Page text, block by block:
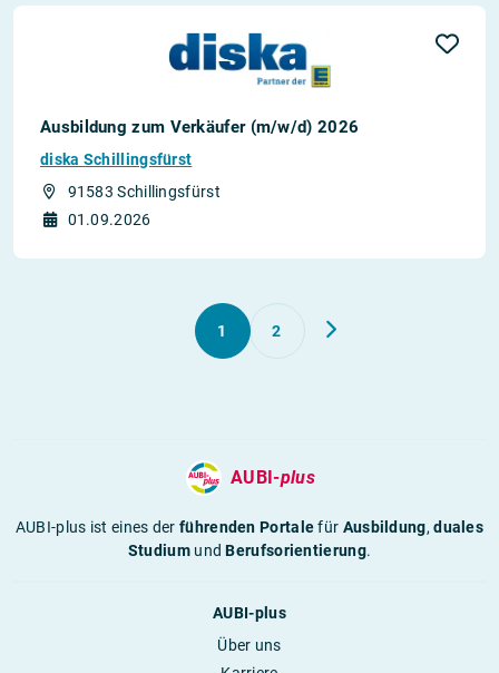
Ausbildung zum Verkäufer (m/w/d) 2026
diska Schillingsfürst
91583 Schillingsfürst
01.09.2026
1 2
AUBI-plus
AUBI-plus ist eines derführenden Portalefür Ausbildung,duales
StudiumundBerufsorientierung.
AUBI-plus
Über uns